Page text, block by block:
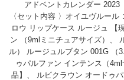
アドベントカレンダー
〈セット内容 〉オイユヴルー
ロウ リップケース ルージュ 【
ン （9mlミニチュアサイズ）、
ル） ルージュルブタン 001G （
ゥパルファン インテンス（
品】、 ルビクラウン オードゥ